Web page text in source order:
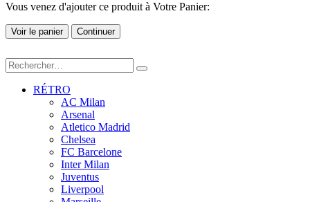
Vous venez d'ajouter ce produit à Votre Panier:
Voir le panier Continuer
RÉTRO
AC Milan
Arsenal
Atletico Madrid
Chelsea
FC Barcelone
Inter Milan
Juventus
Liverpool